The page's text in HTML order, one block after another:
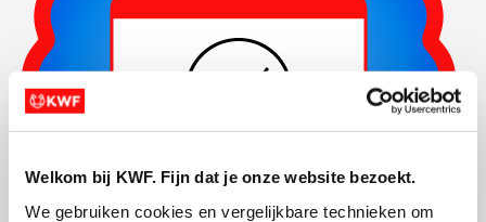
Welkom bij KWF. Fijn dat je onze website bezoekt.
We gebruiken cookies en vergelijkbare technieken om